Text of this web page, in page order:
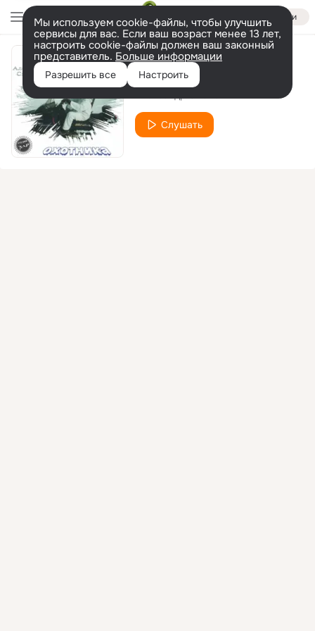
Войти
Мы используем cookie-файлы, чтобы улучшить
сервисы для вас. Если ваш возраст менее 13 лет,
настроить cookie-файлы должен ваш законный
представитель. Больше информации
Разрешить все Настроить
Письмо
Слушать